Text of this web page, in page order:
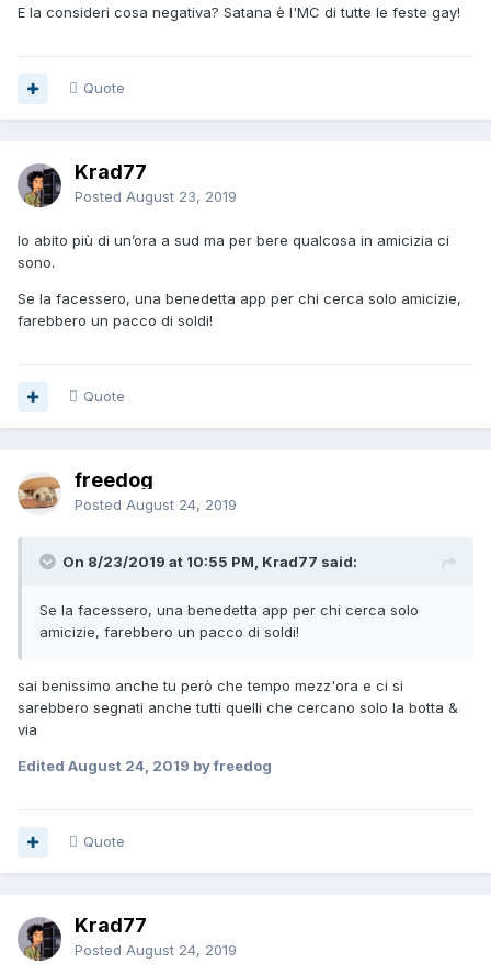
E la consideri cosa negativa? Satana è l'MC di tutte le feste gay!
Quote
Krad77
Posted August 23, 2019
Io abito più di un’ora a sud ma per bere qualcosa in amicizia ci
sono.
Se la facessero, una benedetta app per chi cerca solo amicizie,
farebbero un pacco di soldi!
Quote
freedog
Posted August 24, 2019
On 8/23/2019 at 10:55 PM, Krad77 said:
Se la facessero, una benedetta app per chi cerca solo
amicizie, farebbero un pacco di soldi!
sai benissimo anche tu però che tempo mezz'ora e ci si
sarebbero segnati anche tutti quelli che cercano solo la botta &
via
Edited August 24, 2019 by freedog
Quote
Krad77
Posted August 24, 2019